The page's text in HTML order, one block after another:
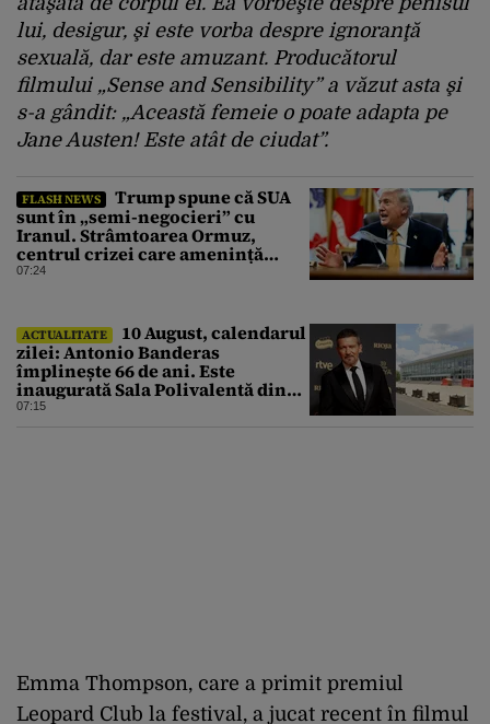
lui, desigur, şi este vorba despre ignoranţă
sexuală, dar este amuzant. Producătorul
filmului „Sense and Sensibility” a văzut asta şi
s-a gândit: „Această femeieo poate adapta pe
Jane Austen! Este atâtde ciudat”.
FLASH NEWS
Trump spune că SUA
sunt în „semi-negocieri” cu
Iranul. Strâmtoarea Ormuz,
centrul crizei care amenință
piața mondială a petrolului
07:24
ACTUALITATE
10 August, calendarul
zilei: Antonio Banderas
împlinește 66 de ani. Este
inaugurată Sala Polivalentă din
București
07:15
Emma Thompson, care a primit premiul
Leopard Club la festival, a jucat recent în filmul